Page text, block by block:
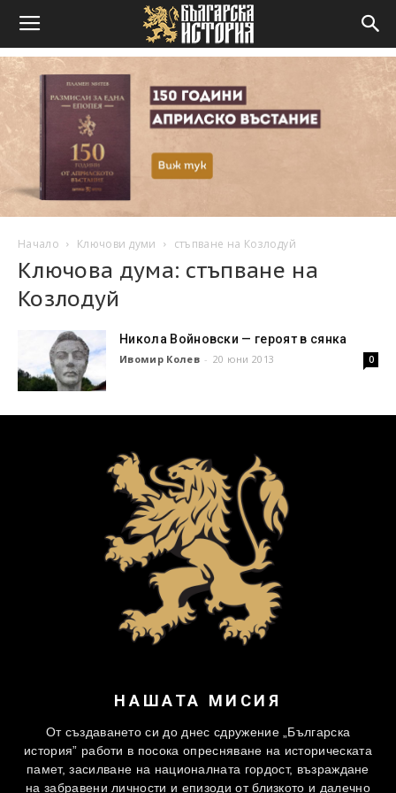
Начало Ключови думи стъпване на Козлодуй
Ключова дума: стъпване на
Козлодуй
Никола Войновски — героят в сянка
Ивомир Колев - 20 юни 2013 0
НАШАТА МИСИЯ
От създаването си до днес сдружение „Българска
история” работи в посока опресняване на историческата
памет, засилване на националната гордост, възраждане
на забравени личности и епизоди от близкото и далечно